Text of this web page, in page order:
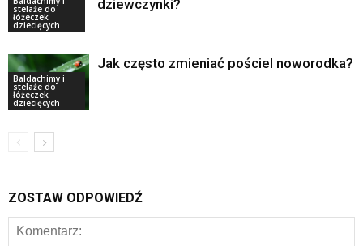
stelaże do
łóżeczek
dziecięcych
dziewczynki?
Baldachimy i
stelaże do
łóżeczek
dziecięcych
Jak często zmieniać pościel noworodka?
ZOSTAW ODPOWIEDŹ